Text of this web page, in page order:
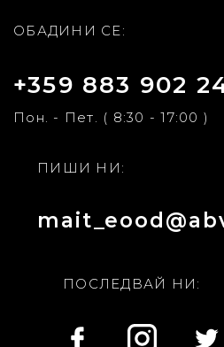
ОБАДИНИ СЕ:
+359 883 902
Пон. - Пет. ( 8:30 - 17:00 )
ПИШИ НИ:
ПОСЛЕДВАЙ НИ: